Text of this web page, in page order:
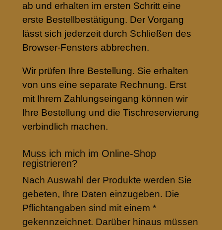
ab und erhalten im ersten Schritt eine
erste Bestellbestätigung. Der Vorgang
lässt sich jederzeit durch Schließen des
Browser-Fensters abbrechen.
Wir prüfen Ihre Bestellung. Sie erhalten
von uns eine separate Rechnung. Erst
mit Ihrem Zahlungseingang können wir
Ihre Bestellung und die Tischreservierung
verbindlich machen.
Muss ich mich im Online-Shop
registrieren?
Nach Auswahl der Produkte werden Sie
gebeten, Ihre Daten einzugeben. Die
Pflichtangaben sind mit einem *
gekennzeichnet. Darüber hinaus müssen